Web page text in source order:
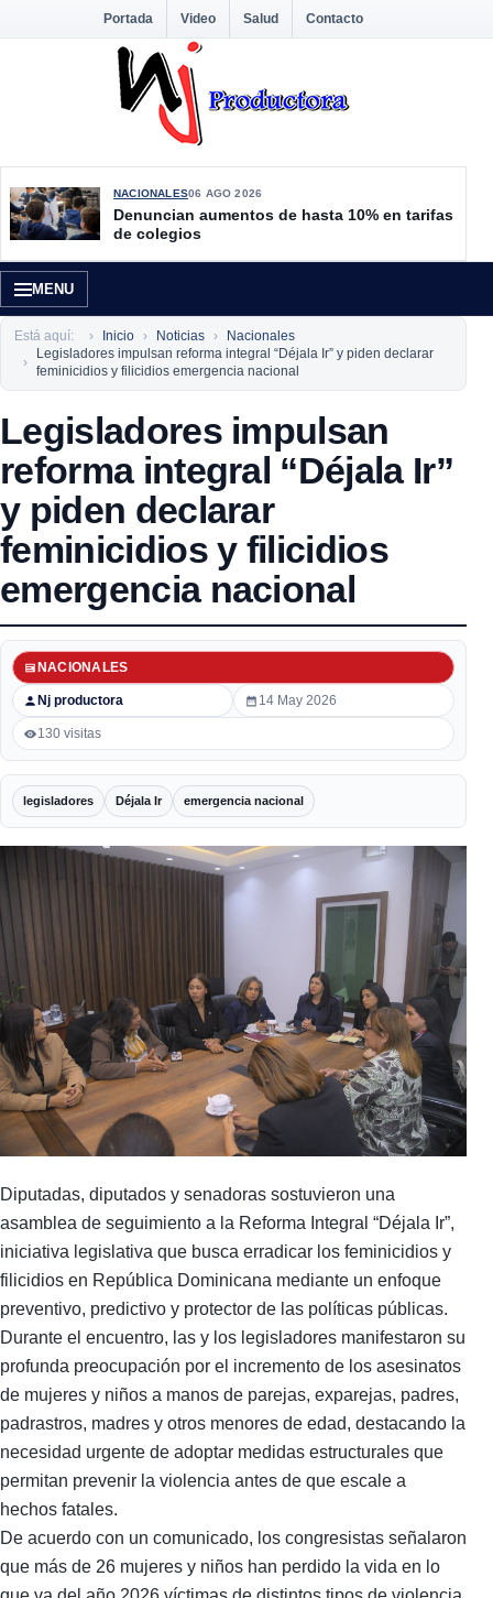
Portada Video Salud Contacto
NACIONALES06 AGO 2026
Denuncian aumentos de hasta 10% en tarifas
de colegios
MENU
Está aquí: Inicio Noticias
Nacionales
Legisladores impulsan reforma integral “Déjala Ir” y piden declarar
feminicidios y filicidios emergencia nacional
Legisladores impulsan
reforma integral “Déjala Ir”
y piden declarar
feminicidios y filicidios
emergencia nacional
Nj productora
NACIONALES
14 May 2026
130 visitas
legisladores Déjala Ir emergencia nacional
Diputadas, diputados y senadoras sostuvieron una
asamblea de seguimiento a la Reforma Integral “Déjala Ir”,
iniciativa legislativa que busca erradicar los feminicidios y
filicidios en República Dominicana mediante un enfoque
preventivo, predictivo y protector de las políticas públicas.
Durante el encuentro, las y los legisladores manifestaron su
profunda preocupación por el incremento de los asesinatos
de mujeres y niños a manos de parejas, exparejas, padres,
padrastros, madres y otros menores de edad, destacando la
necesidad urgente de adoptar medidas estructurales que
permitan prevenir la violencia antes de que escale a
hechos fatales.
De acuerdo con un comunicado, los congresistas señalaron
que más de 26 mujeres y niños han perdido la vida en lo